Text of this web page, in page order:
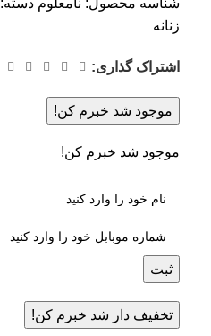
شناسه محصول: نامعلوم دسته:
زنانه
اشتراک گذاری:
موجود شد خبرم کن!
موجود شد خبرم کن!
ثبت
تخفیف دار شد خبرم کن!